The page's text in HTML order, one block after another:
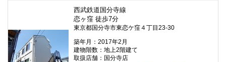
西武鉄道国分寺線
恋ヶ窪 徒歩7分
東京都国分寺市東恋ケ窪４丁目23-30
築年月：2017年2月
建物階数：地上2階建て
取扱店舗：国分寺店